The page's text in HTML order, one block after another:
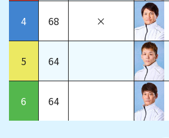
4 68 ×
5 64
6 64